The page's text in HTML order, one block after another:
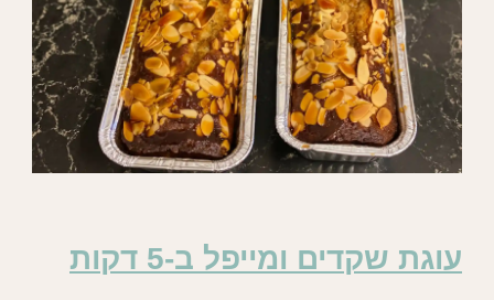
עוגת שקדים ומייפל ב-5 דקות